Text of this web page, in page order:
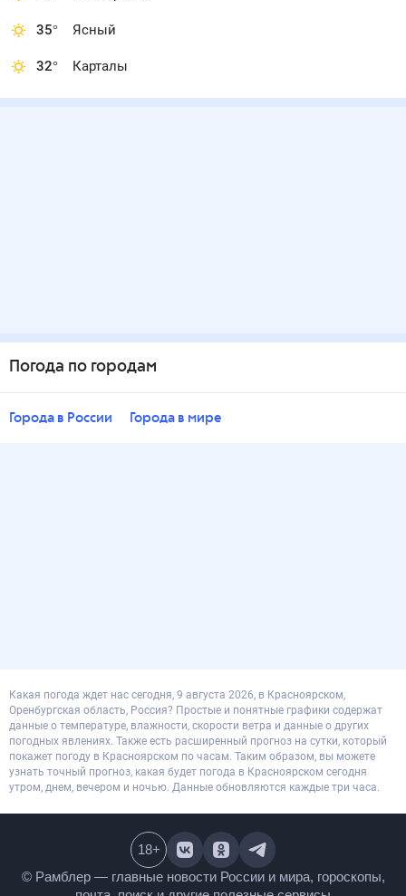
35° Ясный
32° Карталы
Погода по городам
Города в России Города в мире
Какая погода ждет нас сегодня, 9 августа 2026, в Красноярском,
Оренбургская область, Россия? Простые и понятные графики содержат
данные о температуре, влажности, скорости ветра и данные о других
погодных явлениях. Также есть расширенный прогноз на сутки, который
покажет погоду в Красноярском по часам. Таким образом, вы можете
узнать точный прогноз, какая будет погода в Красноярском сегодня
утром, днем, вечером и ночью. Данные обновляются каждые три часа.
© Рамблер — главные новости России и мира,
18+